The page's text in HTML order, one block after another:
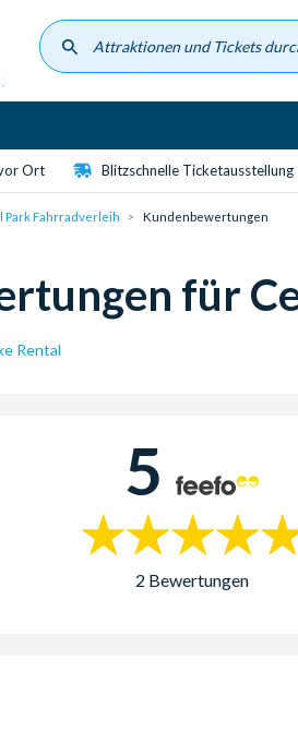
Ort Blitzschnelle Ticketausstellung
Park Fahrradverleih Kundenbewertungen
für
Rental
5
2 Bewertungen